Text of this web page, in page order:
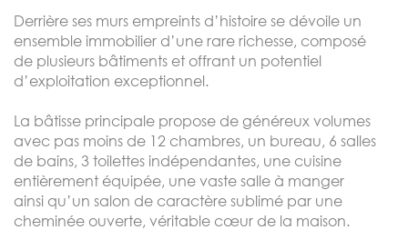
Derrière ses murs empreints d’histoire se dévoile un
ensemble immobilier d’une rare richesse, composé
de plusieurs bâtiments et offrant un potentiel
d’exploitation exceptionnel.
La bâtisse principale propose de généreux volumes
avec pas moins de 12 chambres, un bureau, 6 salles
de bains, 3 toilettes indépendantes, une cuisine
entièrement équipée, une vaste salle à manger
ainsi qu’un salon de caractère sublimé par une
cheminée ouverte, véritable cœur de la maison.